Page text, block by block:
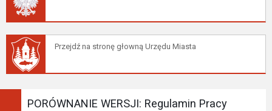
Przejdź na stronę głowną Urzędu Miasta
PORÓWNANIE WERSJI: Regulamin Pracy